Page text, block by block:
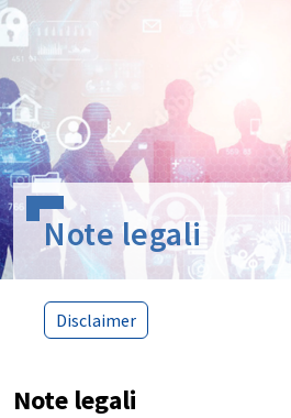
Note legali
Disclaimer
Disclaimer
Note legali